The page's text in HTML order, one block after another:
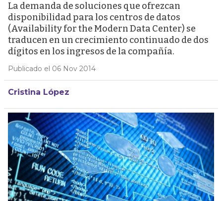
La demanda de soluciones que ofrezcan
disponibilidad para los centros de datos
(Availability for the Modern Data Center) se
traducen en un crecimiento continuado de dos
dígitos en los ingresos de la compañía.
Publicado el 06 Nov 2014
Cristina López